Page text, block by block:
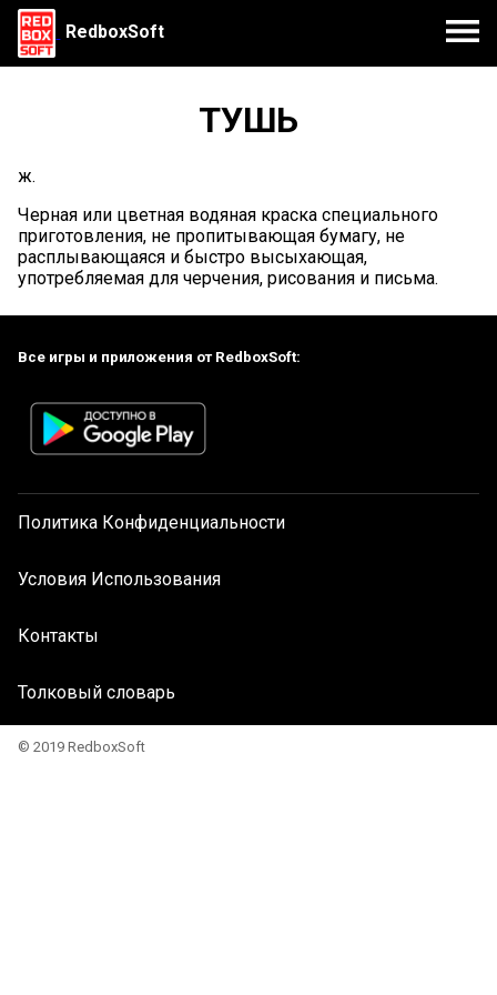
RedboxSoft
ТУШЬ
ж.
Черная или цветная водяная краска специального
приготовления, не пропитывающая бумагу, не
расплывающаяся и быстро высыхающая,
употребляемая для черчения, рисования и письма.
Все игры и приложения от RedboxSoft:
Политика Конфиденциальности
Условия Использования
Контакты
Толковый словарь
© 2019 RedboxSoft